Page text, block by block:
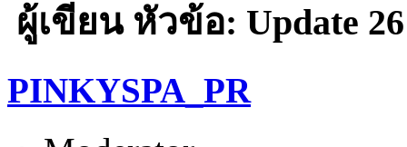
ผู้เขียนหัวข้อ: Update
PINKYSPA_PR